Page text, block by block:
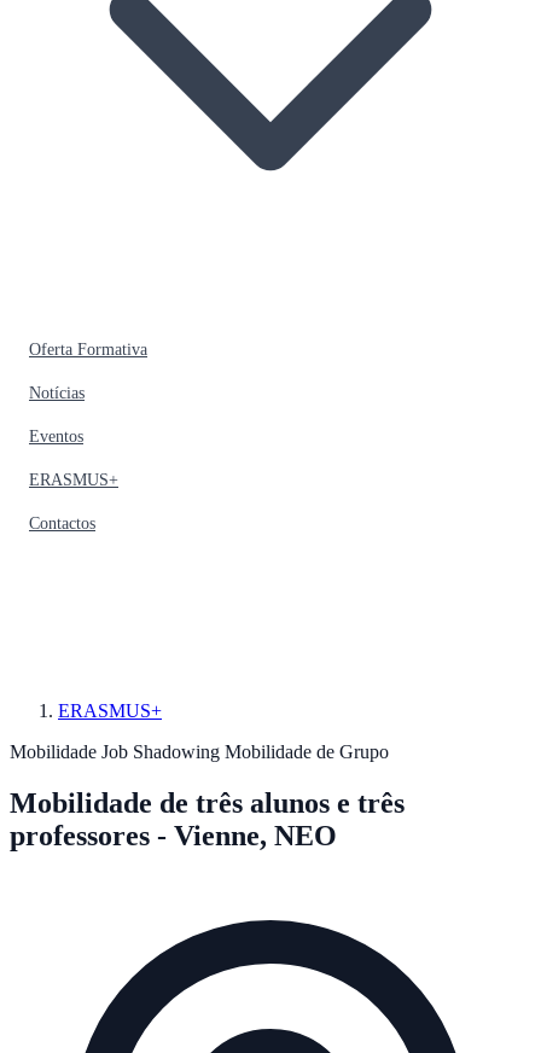
Oferta Formativa
Notícias
Eventos
ERASMUS+
Contactos
ERASMUS+
Mobilidade Job Shadowing Mobilidade de Grupo
Mobilidade de três alunos e três
professores - Vienne, NEO